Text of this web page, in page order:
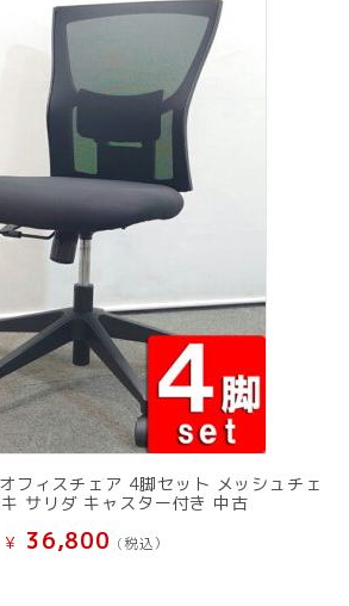
し
で
フィスチェア 4脚セット メッシュチェ
サリダ キャスター付き 中古
¥ 36,800 (税込）